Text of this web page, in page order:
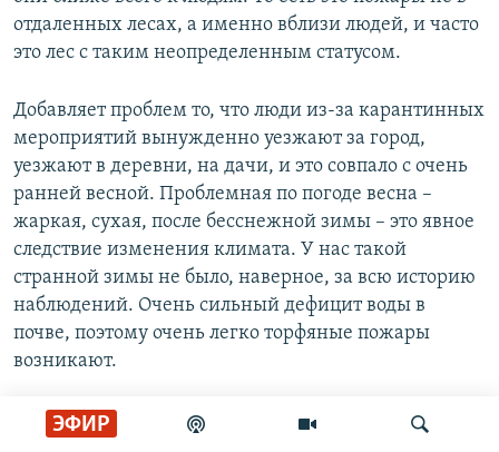
ЭФИР
отдаленных лесах, а именно вблизи людей, и часто
это лес с таким неопределенным статусом.
Добавляет проблем то, что люди из-за карантинных
мероприятий вынужденно уезжают за город,
уезжают в деревни, на дачи, и это совпало с очень
ранней весной. Проблемная по погоде весна –
жаркая, сухая, после бесснежной зимы – это явное
следствие изменения климата. У нас такой
странной зимы не было, наверное, за всю историю
наблюдений. Очень сильный дефицит воды в
почве, поэтому очень легко торфяные пожары
возникают.
– Как отрабатывают эти ситуации пожарные